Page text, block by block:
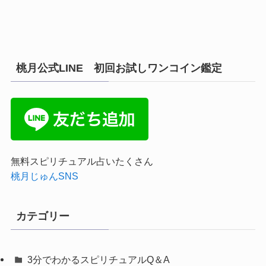
桃月公式LINE 初回お試しワンコイン鑑定
無料スピリチュアル占いたくさん
桃月じゅんSNS
カテゴリー
3分でわかるスピリチュアルQ＆A